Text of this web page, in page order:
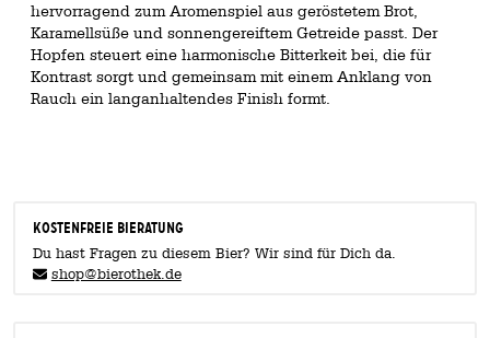
hervorragend zum Aromenspiel aus geröstetem Brot,
Karamellsüße und sonnengereiftem Getreide passt. Der
Hopfen steuert eine harmonische Bitterkeit bei, die für
Kontrast sorgt und gemeinsam mit einem Anklang von
Rauch ein langanhaltendes Finish formt.
KOSTENFREIE BIERATUNG
Du hast Fragen zu diesem Bier? Wir sind für Dich da.
shop@bierothek.de